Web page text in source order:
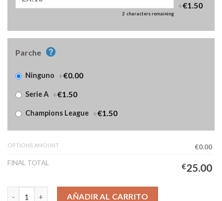
2 characters remaining
+€1.50
Parche
Ninguno +€0.00
Serie A +€1.50
Champions League +€1.50
OPTIONS AMOUNT
€0.00
FINAL TOTAL
€25.00
Camiseta Inter Milan Segunda Equipación Niños 2025/2026
AÑADIR AL CARRITO